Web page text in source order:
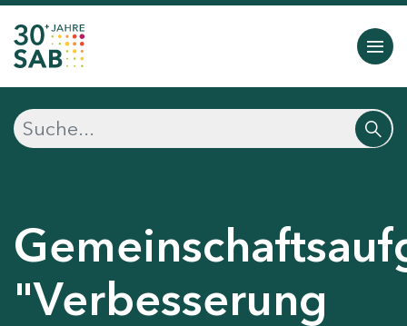
"Verbesserung